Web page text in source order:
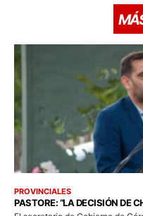
PROVINCIALES
PASTORE: “LA DECISIÓN DE